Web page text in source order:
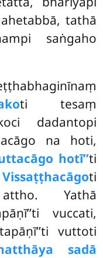
tathā
saṅgaho
ti tesaṃ
dadantopi
na hoti,
hotī’’ti
Vissaṭṭhacāgoti
attho. Yathā
vuccati,
vuttoti
sadā